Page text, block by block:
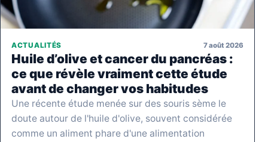
ACTUALITÉS 7 août 2026
Huile d’olive et cancer du pancréas :
ce que révèle vraiment cette étude
avant de changer vos habitudes
Une récente étude menée sur des souris sème le
doute autour de l'huile d'olive, souvent considérée
comme un aliment phare d'une alimentation